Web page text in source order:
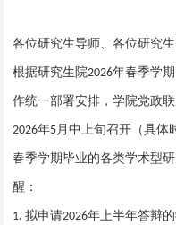
各位研究生导师、各位研究生
根据研究生院2026年春季学
作统一部署安排，学院党政
2026年5月中上旬召开（具体
春季学期毕业的各类学术型
醒：
1.拟申请2026年上半年答辩的